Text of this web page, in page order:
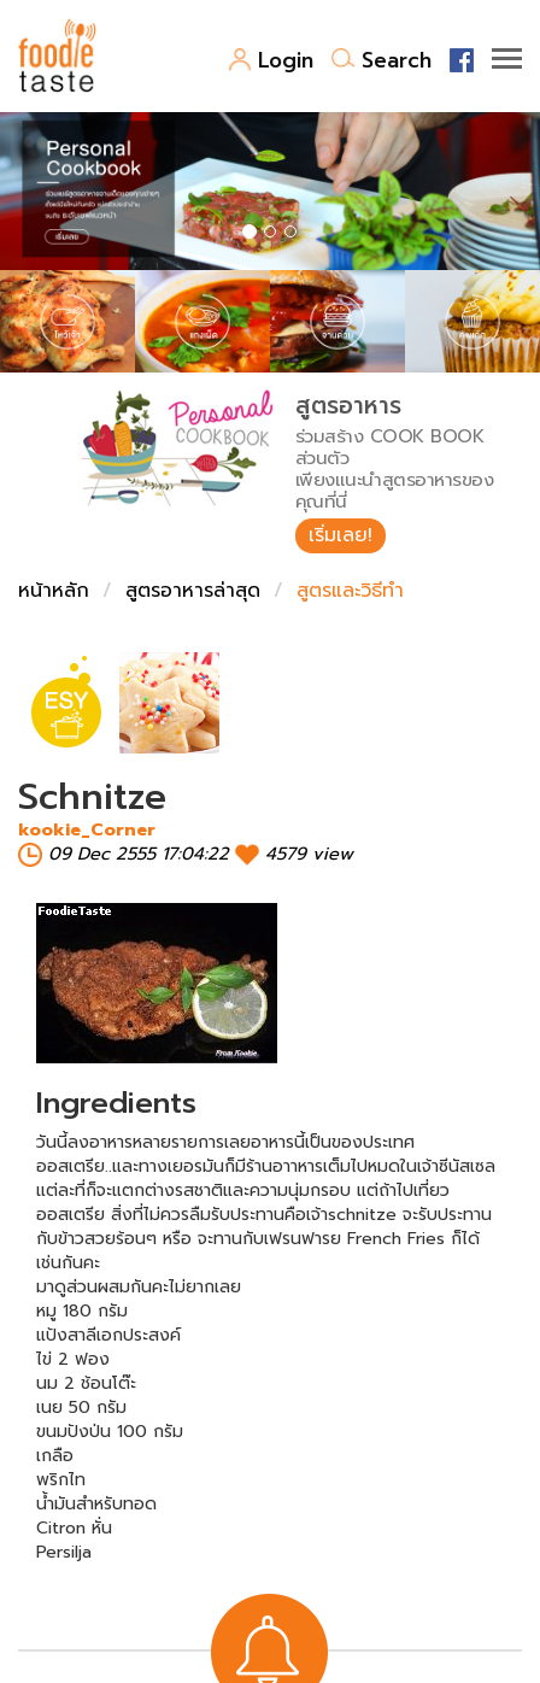
Login Search
สูตรอาหาร
สูตรอาหารล่าสุด
Top Foodie
พาไปชิม
สารพันก้นครัว
เคล็ดลับน่ารู้
เปรียบเทียบหน่วยการตวง
เปรียบเทียบอุณหภูมิ
เปรียบเทียบน้ำหนักวัตถุดิบ
FoodPedia
สร้าง Cookbook
สูตรอาหาร
ร่วมสร้าง COOK BOOK
ส่วนตัว
เพียงแนะนำสูตรอาหารของ
คุณที่นี่
เริ่มเลย!
หน้าหลัก
สูตรอาหารล่าสุด สูตรและวิธีทำ
Schnitze
kookie_Corner
09 Dec 2555 17:04:22
4579 view
Ingredients
วันนี้ลงอาหารหลายรายการเลยอาหารนี้เป็นของประเทศ
ออสเตรีย..และทางเยอรมันก็มีร้านอาาหารเต็มไปหมดในเจ้าซีนัสเซล
แต่ละที่ก็จะแตกต่างรสชาติและความนุ่มกรอบ แต่ถ้าไปเที่ยว
ออสเตรีย สิ่งที่ไม่ควรลืมรับประทานคือเจ้าschnitze จะรับประทาน
กับข้าวสวยร้อนๆ หรือ จะทานกับเฟรนฟารย French Fries ก็ได้
เช่นกันคะ
มาดูส่วนผสมกันคะไม่ยากเลย
หมู 180 กรัม
แป้งสาลีเอกประสงค์
ไข่ 2 ฟอง
นม 2 ช้อนโต๊ะ
เนย 50 กรัม
ขนมปังป่น 100 กรัม
เกลือ
พริกไท
น้ำมันสำหรับทอด
Citron หั่น
Persilja